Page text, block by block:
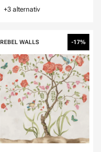
+3 alternativ
REBEL WALLS -17%